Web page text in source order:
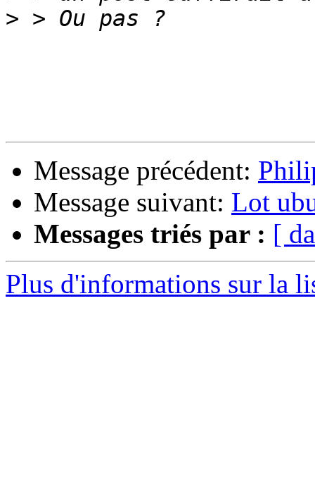
>
Message précédent:
Message suivant: Lot
Messages triés par : [
Plus d'informations sur la